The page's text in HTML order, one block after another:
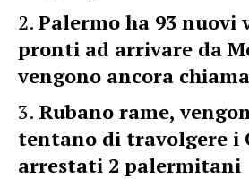
Palermo ha 93 nuovi
pronti ad arrivare da
vengono ancora
Rubano rame,
tentano di travolgere i
arrestati 2 palermitani